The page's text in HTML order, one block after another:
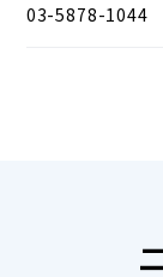
03-5878-1044